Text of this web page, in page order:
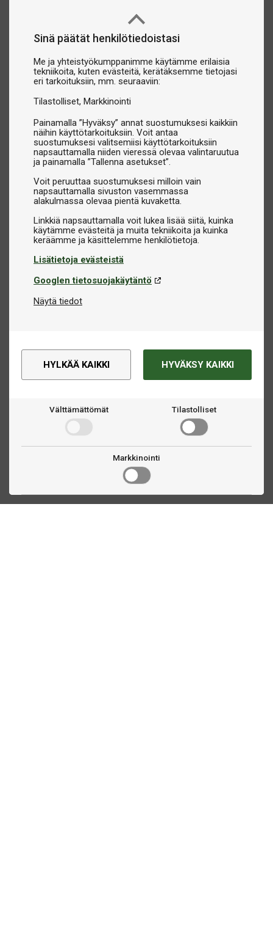
Sinä päätät henkilötiedoistasi
Me ja yhteistyökumppanimme käytämme erilaisia
tekniikoita, kuten evästeitä, kerätäksemme tietojasi
eri tarkoituksiin, mm. seuraaviin:
Tilastolliset Markkinointi
Painamalla ”Hyväksy” annat suostumuksesi kaikkiin
näihin käyttötarkoituksiin. Voit antaa
suostumuksesi valitsemiisi käyttötarkoituksiin
napsauttamalla niiden vieressä olevaa valintaruutua
ja painamalla ”Tallenna asetukset”.
Voit peruuttaa suostumuksesi milloin vain
napsauttamalla sivuston vasemmassa
alakulmassa olevaa pientä kuvaketta.
Linkkiä napsauttamalla voit lukea lisää siitä, kuinka
käytämme evästeitä ja muita tekniikoita ja kuinka
Lisätietoja evästeistä
Googlen tietosuojakäytäntö
Näytä tiedot
HYLKÄÄ KAIKKI HYVÄKSY KAIKKI
Välttämättömät Tilastolliset
Markkinointi